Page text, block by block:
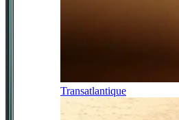
Transatlantique